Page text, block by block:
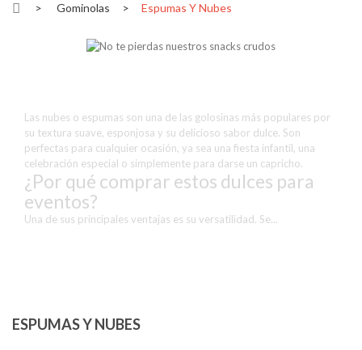
> Gominolas > Espumas Y Nubes
Las nubes o espumas son una de las golosinas más populares por
su textura suave, esponjosa y su delicioso sabor dulce. Son
perfectas para cualquier ocasión, ya sea una fiesta infantil, una
celebración especial o simplemente para darse un capricho.
¿Por qué comprar estos dulces para
eventos?
Una de sus principales ventajas es su versatilidad. Se...
ESPUMAS Y NUBES